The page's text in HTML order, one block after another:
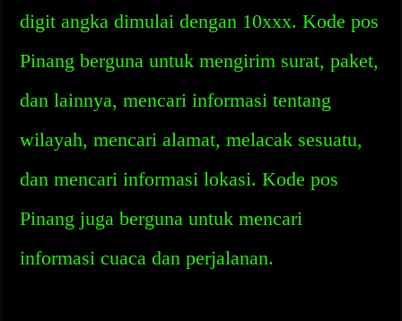
digit angka dimulai dengan 10xxx. Kode pos
Pinang berguna untuk mengirim surat, paket,
dan lainnya, mencari informasi tentang
wilayah, mencari alamat, melacak sesuatu,
dan mencari informasi lokasi. Kode pos
Pinang juga berguna untuk mencari
informasi cuaca dan perjalanan.